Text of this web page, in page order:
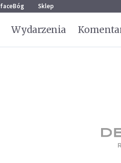
faceBóg Sklep
Wydarzenia